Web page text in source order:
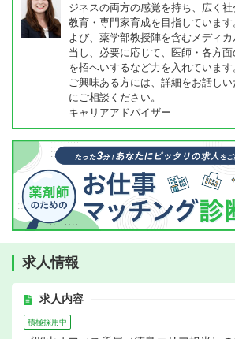
ジネスの両方の感覚を持ち、広く
教育・専門家育成を目指していま
よび、薬学部教授陣を含むメディ
当し、必要に応じて、医師・各方
を招へいするなど力を入れています
ご興味ある方には、詳細をお話し
にご相談ください。
キャリアアドバイザー
求人情報
求人内容
積極採用中